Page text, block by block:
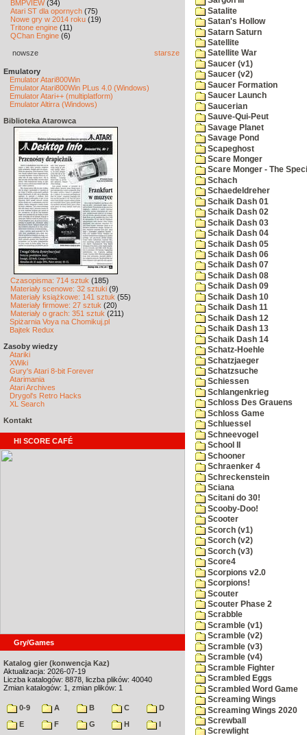
BMPVIEW(34)
Atari ST dla opornych (75)
Nowe gry w 2014 roku (19)
Tritone engine (11)
QChan Engine (6)
nowsze starsze
Emulatory
Emulator Atari800Win
Emulator Atari800Win PLus 4.0 (Windows)
Emulator Atari++ (multiplatform)
Emulator Altirra (Windows)
Biblioteka Atarowca
Czasopisma: 714 sztuk (185)
Materiały scenowe: 32 sztuki (9)
Materiały książkowe: 141 sztuk (55)
Materiały firmowe: 27 sztuk (20)
Materiały o grach: 351 sztuk (211)
Spiżarnia Voya na Chomikuj.pl
Bajtek Redux
Zasoby wiedzy
Atariki
XWiki
Gury's Atari 8-bit Forever
Atarimania
Atari Archives
Drygol's Retro Hacks
XL Search
Kontakt
HI SCORE CAFÉ
Gry/Games
Katalog gier (konwencja Kaz)
Aktualizacja: 2026-07-19
Liczba katalogów: 8878, liczba plików: 40040
Zmian katalogów: 1, zmian plików: 1
0-9 A B C
D
E
F G H
I
Satalite
Satan's Hollow
Satarn Saturn
Satellite
Satellite War
Saucer (v1)
Saucer (v2)
Saucer Formation
Saucer Launch
Saucerian
Sauve-Qui-Peut
Savage Planet
Savage Pond
Scapeghost
Scare Monger
Scare Monger - The
Schach
Schaedeldreher
Schaik Dash 01
Schaik Dash 02
Schaik Dash 03
Schaik Dash 04
Schaik Dash 05
Schaik Dash 06
Schaik Dash 07
Schaik Dash 08
Schaik Dash 09
Schaik Dash 10
Schaik Dash 11
Schaik Dash 12
Schaik Dash 13
Schaik Dash 14
Schatz-Hoehle
Schatzjaeger
Schatzsuche
Schiessen
Schlangenkrieg
Schloss Des Grauens
Schloss Game
Schluessel
Schneevogel
School II
Schooner
Schraenker 4
Schreckenstein
Sciana
Scitani do 30!
Scooby-Doo!
Scooter
Scorch (v1)
Scorch (v2)
Scorch (v3)
Score4
Scorpions v2.0
Scorpions!
Scouter
Scouter Phase 2
Scrabble
Scramble (v1)
Scramble (v2)
Scramble (v3)
Scramble (v4)
Scramble Fighter
Scrambled Eggs
Scrambled Word Game
Screaming Wings
Screaming Wings 2020
Screwball
Screwlight